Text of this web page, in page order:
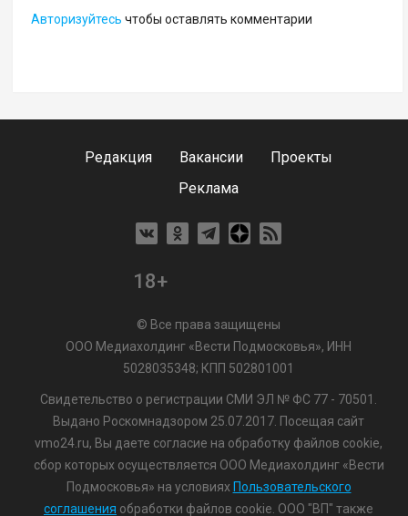
Авторизуйтесь чтобы оставлять комментарии
Редакция Вакансии
Проекты
Реклама
18+
© Все права защищены
ООО Медиахолдинг «Вести Подмосковья», ИНН
5028035348; КПП 502801001
Свидетельство о регистрации СМИ ЭЛ № ФС 77 - 70501.
Выдано Роскомнадзором 25.07.2017. Посещая сайт
vmo24.ru, Вы даете согласие на обработку файлов cookie,
сбор которых осуществляется ООО Медиахолдинг «Вести
Подмосковья» на условиях Пользовательского
соглашения обработки файлов cookie. ООО "ВП" также